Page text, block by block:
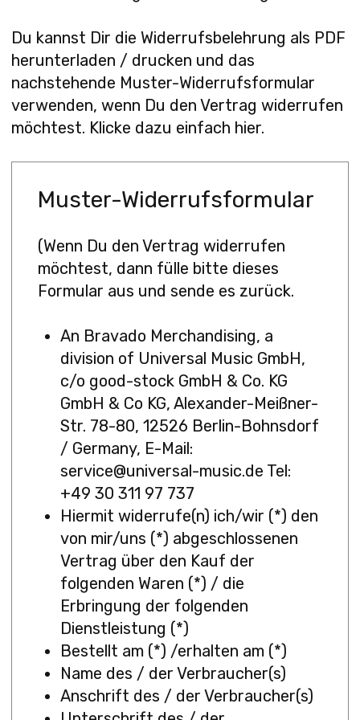
Du kannst Dir die Widerrufsbelehrung als PDF
herunterladen / drucken und das
nachstehende Muster-Widerrufsformular
verwenden, wenn Du den Vertrag widerrufen
möchtest. Klicke dazu einfach hier.
Muster-Widerrufsformular
(Wenn Du den Vertrag widerrufen
möchtest, dann fülle bitte dieses
Formular aus und sende es zurück.
An Bravado Merchandising, a
division of Universal Music GmbH,
c/o good-stock GmbH & Co. KG
GmbH & Co KG, Alexander-Meißner-
Str. 78-80, 12526 Berlin-Bohnsdorf
/ Germany, E-Mail:
service@universal-music.de Tel:
+49 30 311 97 737
Hiermit widerrufe(n) ich/wir (*) den
von mir/uns (*) abgeschlossenen
Vertrag über den Kauf der
folgenden Waren (*) / die
Erbringung der folgenden
Dienstleistung (*)
Bestellt am (*) /erhalten am (*)
Name des / der Verbraucher(s)
Anschrift des / der Verbraucher(s)